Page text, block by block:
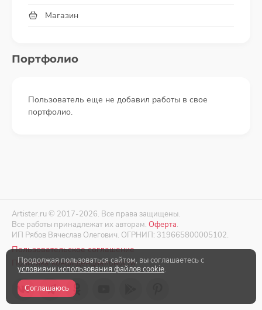
Магазин
Портфолио
Пользователь еще не добавил работы в свое
портфолио.
Artister.ru © 2017-2026. Все права защищены.
Все работы принадлежат их авторам. Оферта.
ИП Рябов Вячеслав Олегович. ОГРНИП: 319665800005102.
Пользовательское соглашение
Политика конфиденциальности
Продолжая пользоваться сайтом, вы соглашаетесь с
условиями использования файлов cookie.
Соглашаюсь